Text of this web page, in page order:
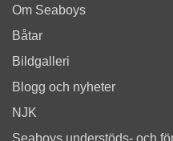
Om Seaboys
Båtar
Bildgalleri
Blogg och nyheter
NJK
Seaboys understöds- och